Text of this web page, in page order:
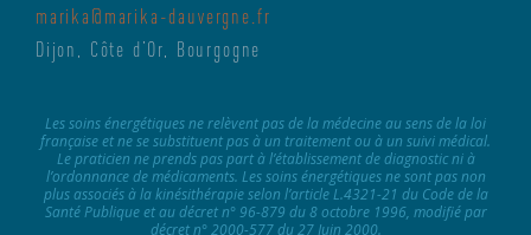
marika@marika-dauvergne.fr
Dijon, Côte d’Or, Bourgogne
Les soins énergétiques ne relèvent pas de la médecine au sens de la loi
française et ne se substituent pas à un traitement ou à un suivi médical.
Le praticien ne prends pas part à l’établissement de diagnostic ni à
l’ordonnance de médicaments. Les soins énergétiques ne sont pas non
plus associés à la kinésithérapie selon l’article L.4321-21 du Code de la
Santé Publique et au décret n° 96-879 du 8 octobre 1996, modifié par
décret n° 2000-577 du 27 Juin 2000.